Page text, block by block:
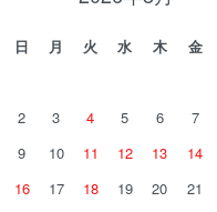
日 月 火 水 木 金
2
3 4 5 6 7
9
10 11 12 13 14
16
17 18 19 20 21